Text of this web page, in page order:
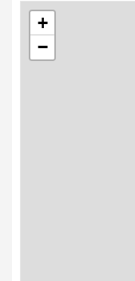
+
−